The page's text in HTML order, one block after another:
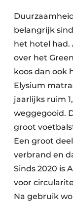
belangrijk
het hotel had.
over het
koos dan ook
Elysium
jaarlijks ruim
weggegooid.
groot
Een groot
verbrand en
Sinds 2020 is
voor
Na gebruik